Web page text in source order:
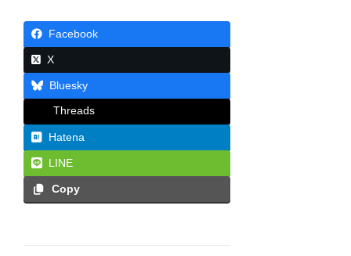
Facebook
X
Bluesky
Threads
Hatena
LINE
Copy